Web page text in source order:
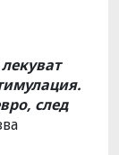
след